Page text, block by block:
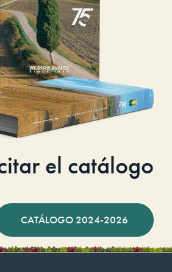
el catálogo
CATÁLOGO 2024-2026